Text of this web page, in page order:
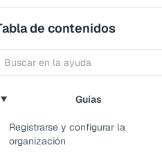
de contenidos
Guías
Registrarse y configurar la
organización